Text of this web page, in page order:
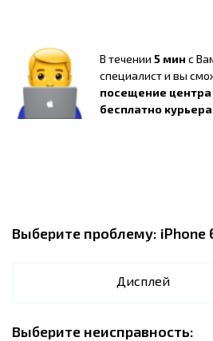
В течении 5 мин с
специалист и вы
посещение центра
бесплатно курьера
Выберите проблему: iPhone
Дисплей
Выберите неисправность: